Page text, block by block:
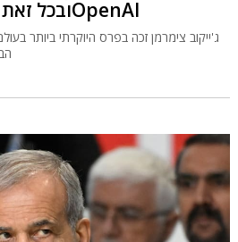
ובכל זאת הצטרף לאחרונה ל־OpenAI
ג'ייקוב צימרמן זכה בפרס היוקרתי ביותר